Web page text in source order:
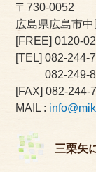
〒730-0052
広島県広島市
[FREE]0120-
[TEL] 082-244-
082-249-
[FAX] 082-244-
MAIL :
三栗矢